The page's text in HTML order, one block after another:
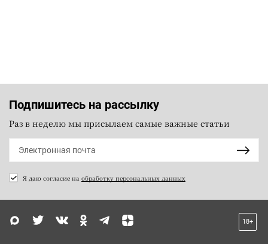
Подпишитесь на рассылку
Раз в неделю мы присылаем самые важные статьи
Я даю согласие на обработку персональных данных
18+